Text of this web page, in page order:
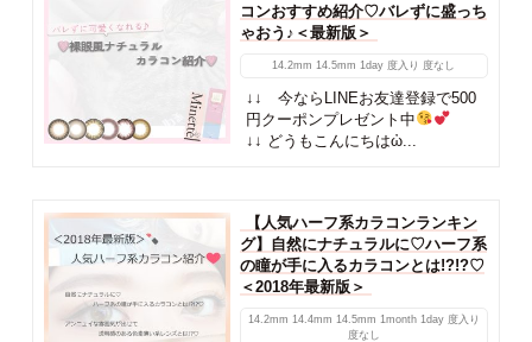
コンおすすめ紹介♡バレずに盛っち
ゃおう♪＜最新版＞
14.2mm 14.5mm 1day 度入り 度なし
↓↓ 今ならLINEお友達登録で500
円クーポンプレゼント中
↓↓ どうもこんにちはὠ...
【人気ハーフ系カラコンランキン
グ】自然にナチュラルに♡ハーフ系
の瞳が手に入るカラコンとは!?!?♡
＜2018年最新版＞
14.2mm 14.4mm 14.5mm 1month 1day 度入り
度なし